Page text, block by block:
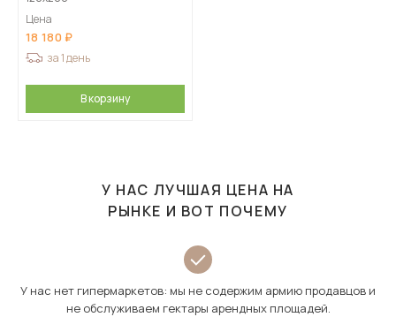
Цена
18 180
за 1 день
В корзину
У НАС ЛУЧШАЯ ЦЕНА НА
РЫНКЕ И ВОТ ПОЧЕМУ
У нас нет гипермаркетов: мы не содержим армию продавцов и
не обслуживаем гектары арендных площадей.